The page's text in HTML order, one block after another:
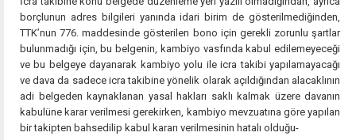
borçlunun adres bilgileri yanında idari birim de gösterilmediğinden,
TTK’nun 776. maddesinde gösterilen bono için gerekli zorunlu şartlar
bulunmadığı için, bu belgenin, kambiyo vasfında kabul edilemeyeceği
ve bu belgeye dayanarak kambiyo yolu ile icra takibi yapılamayacağı
ve dava da sadece icra takibine yönelik olarak açıldığından alacaklının
adi belgeden kaynaklanan yasal hakları saklı kalmak üzere davanın
kabulüne karar verilmesi gerekirken, kambiyo mevzuatına göre yapılan
bir takipten bahsedilip kabul kararı verilmesinin hatalı olduğu-